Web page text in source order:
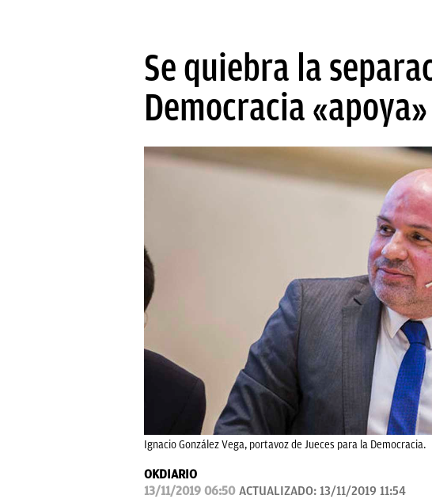
Se quiebra la
Democracia
Ignacio González Vega, portavoz de Jueces para la Democracia.
OKDIARIO
13/11/2019 06:50 ACTUALIZADO: 13/11/2019 11:54